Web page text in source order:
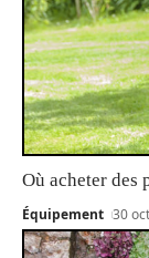
Où acheter des
Équipement 30